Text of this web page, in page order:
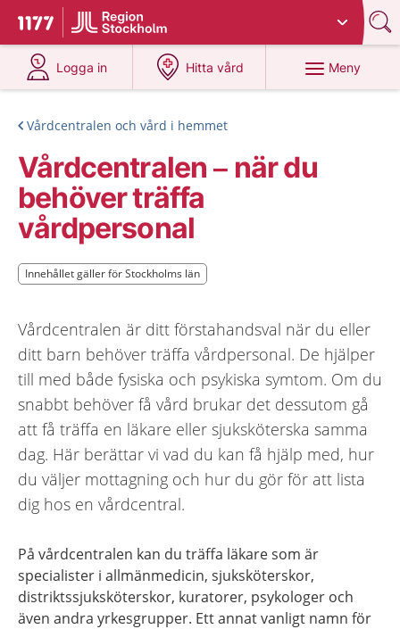
Till startsidan för 1177
Du har valt region
Logga in
på 1177.se
Hitta vård
på 1177.se
Meny
Vårdcentralen och vård i hemmet
Vårdcentralen – när du
behöver träffa
vårdpersonal
Innehållet gäller för Stockholms län
Innehållet gäller för Stockholms län
Vårdcentralen är ditt förstahandsval när du eller
ditt barn behöver träffa vårdpersonal. De hjälper
till med både fysiska och psykiska symtom. Om du
snabbt behöver få vård brukar det dessutom gå
att få träffa en läkare eller sjuksköterska samma
dag. Här berättar vi vad du kan få hjälp med, hur
du väljer mottagning och hur du gör för att lista
dig hos en vårdcentral.
På vårdcentralen kan du träffa läkare som är
specialister i allmänmedicin, sjuksköterskor,
distriktssjuksköterskor, kuratorer, psykologer och
även andra yrkesgrupper. Ett annat vanligt namn för